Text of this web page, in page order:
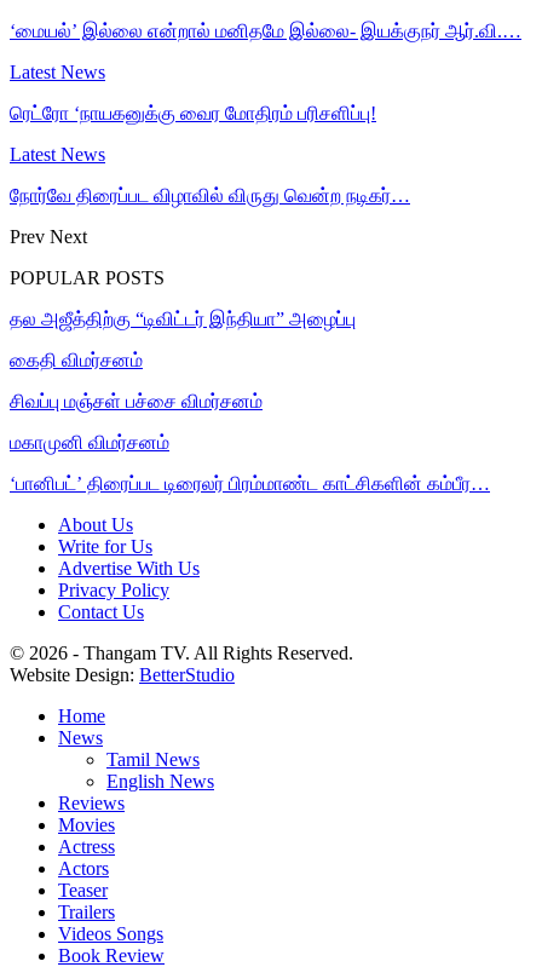
‘மையல்’ இல்லை என்றால் மனிதமே இல்லை- இயக்குநர் ஆர்.வி.…
Latest News
ரெட்ரோ ‘நாயகனுக்கு வைர மோதிரம் பரிசளிப்பு!
Latest News
நோர்வே திரைப்பட விழாவில் விருது வென்ற நடிகர்…
Prev Next
POPULAR POSTS
தல அஜீத்திற்கு “டிவிட்டர் இந்தியா” அழைப்பு
கைதி விமர்சனம்
சிவப்பு மஞ்சள் பச்சை விமர்சனம்
மகாமுனி விமர்சனம்
‘பானிபட்’ திரைப்பட டிரைலர் பிரம்மாண்ட காட்சிகளின் கம்பீர…
About Us
Write for Us
Advertise With Us
Privacy Policy
Contact Us
© 2026 - Thangam TV. All Rights Reserved.
Website Design: BetterStudio
Home
News
Tamil News
English News
Reviews
Movies
Actress
Actors
Teaser
Trailers
Videos Songs
Book Review